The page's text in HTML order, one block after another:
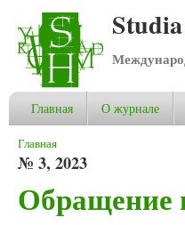
Главная О журнале
Вы здесь
Главная
№ 3, 2023
Обращение